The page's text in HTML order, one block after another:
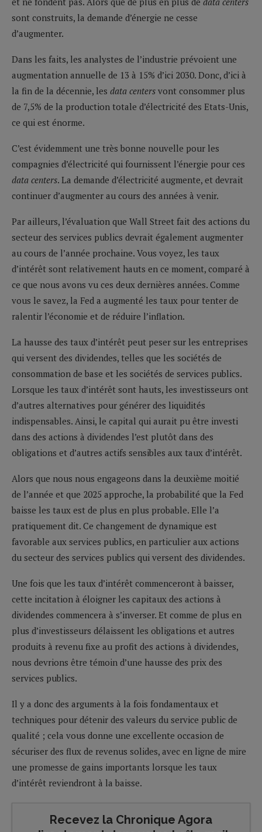
sont construits, la demande d’énergie ne cesse
d’augmenter.
Dans les faits, les analystes de l’industrie prévoient une
augmentation annuelle de 13 à 15% d’ici 2030. Donc, d’ici à
la fin de la décennie, les data centers vont consommer plus
de 7,5% de la production totale d’électricité des Etats-Unis,
ce qui est énorme.
C’est évidemment une très bonne nouvelle pour les
compagnies d’électricité qui fournissent l’énergie pour ces
data centers. La demande d’électricité augmente, et devrait
continuer d’augmenter au cours des années à venir.
Par ailleurs, l’évaluation que Wall Street fait des actions du
secteur des services publics devrait également augmenter
au cours de l’année prochaine. Vous voyez, les taux
d’intérêt sont relativement hauts en ce moment, comparé à
ce que nous avons vu ces deux dernières années. Comme
vous le savez, la Fed a augmenté les taux pour tenter de
ralentir l’économie et de réduire l’inflation.
La hausse des taux d’intérêt peut peser sur les entreprises
qui versent des dividendes, telles que les sociétés de
consommation de base et les sociétés de services publics.
Lorsque les taux d’intérêt sont hauts, les investisseurs ont
d’autres alternatives pour générer des liquidités
indispensables. Ainsi, le capital qui aurait pu être investi
dans des actions à dividendes l’est plutôt dans des
obligations et d’autres actifs sensibles aux taux d’intérêt.
Alors que nous nous engageons dans la deuxième moitié
de l’année et que 2025 approche, la probabilité que la Fed
baisse les taux est de plus en plus probable. Elle l’a
pratiquement dit. Ce changement de dynamique est
favorable aux services publics, en particulier aux actions
du secteur des services publics qui versent des dividendes.
Une fois que les taux d’intérêt commenceront à baisser,
cette incitation à éloigner les capitaux des actions à
dividendes commencera à s’inverser. Et comme de plus en
plus d’investisseurs délaissent les obligations et autres
produits à revenu fixe au profit des actions à dividendes,
nous devrions être témoin d’une hausse des prix des
services publics.
Il y a donc des arguments à la fois fondamentaux et
techniques pour détenir des valeurs du service public de
qualité ; cela vous donne une excellente occasion de
sécuriser des flux de revenus solides, avec en ligne de mire
une promesse de gains importants lorsque les taux
d’intérêt reviendront à la baisse.
Recevez la Chronique Agora